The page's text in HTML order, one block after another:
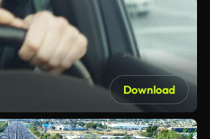
Download